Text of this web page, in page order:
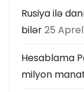
Rusiya ilə
bilər25
Hesablama
milyon